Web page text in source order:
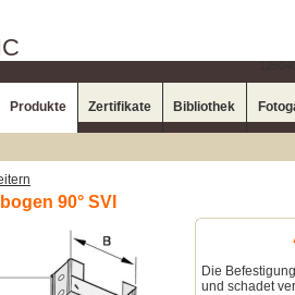
Produkte Zertifikate Bibliothek
90° SVI
Die
und schadet